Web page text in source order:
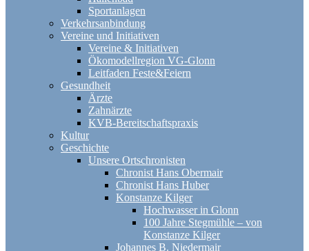
Sportanlagen
Verkehrsanbindung
Vereine und Initiativen
Vereine & Initiativen
Ökomodellregion VG-Glonn
Leitfaden Feste&Feiern
Gesundheit
Ärzte
Zahnärzte
KVB-Bereitschaftspraxis
Kultur
Geschichte
Unsere Ortschronisten
Chronist Hans Obermair
Chronist Hans Huber
Konstanze Kilger
Hochwasser in Glonn
100 Jahre Stegmühle – von
Konstanze Kilger
Johannes B. Niedermair